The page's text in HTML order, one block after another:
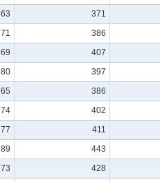
63 371
71 386
69 407
80 397
65 386
74 402
77 411
89 443
73 428